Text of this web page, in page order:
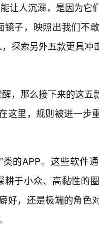
让人沉溺，是因为它
子，映照出我们不
探索另外五款更具冲
，那么接下来的这五
这里，规则被进一步
的APP。这些软件
于小众、高黏性的
好，还是极端的角色